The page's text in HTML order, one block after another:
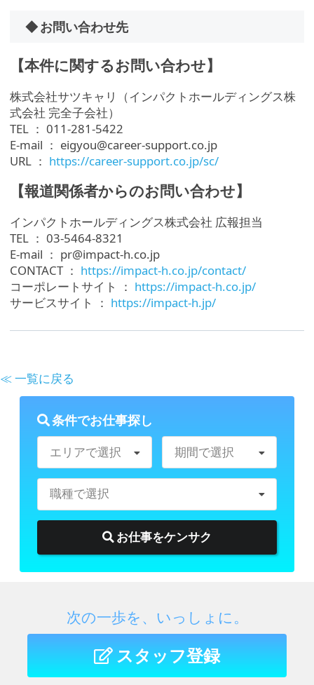
◆ お問い合わせ先
【本件に関するお問い合わせ】
株式会社サツキャリ（インパクトホールディングス株
式会社 完全子会社）
TEL ： 011-281-5422
E-mail ： eigyou@career-support.co.jp
URL ： https://career-support.co.jp/sc/
【報道関係者からのお問い合わせ】
インパクトホールディングス株式会社 広報担当
TEL ： 03-5464-8321
E-mail ： pr@impact-h.co.jp
CONTACT ： https://impact-h.co.jp/contact/
コーポレートサイト ： https://impact-h.co.jp/
サービスサイト ： https://impact-h.jp/
≪ 一覧に戻る
条件でお仕事探し
エリアで選択 期間で選択
職種で選択
お仕事をケンサク
次の一歩を、いっしょに。
スタッフ登録